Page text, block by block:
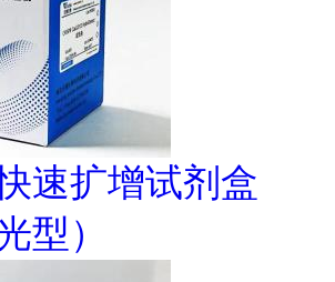
速扩增试剂盒
型）